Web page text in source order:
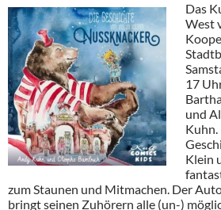
Das
West
17
und
Klein
zum Staunen und Mitmachen. Der
bringt seinen Zuhörern alle (un-)